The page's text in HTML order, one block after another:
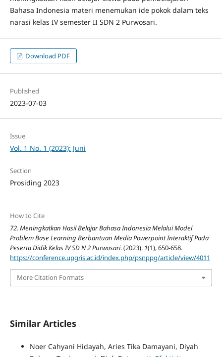
Bahasa Indonesia materi menemukan ide pokok dalam teks
narasi kelas IV semester II SDN 2 Purwosari.
Download PDF
Published
2023-07-03
Issue
Vol. 1 No. 1 (2023): Juni
Section
Prosiding 2023
How to Cite
72. Meningkatkan Hasil Belajar Bahasa Indonesia Melalui Model
Problem Base Learning Berbantuan Media Powerpoint Interaktif Pada
Peserta Didik Kelas IV SD N 2 Purwosari. (2023). 1(1), 650-658.
https://conference.upgris.ac.id/index.php/psnppg/article/view/4011
More Citation Formats
Similar Articles
Noer Cahyani Hidayah, Aries Tika Damayani, Diyah